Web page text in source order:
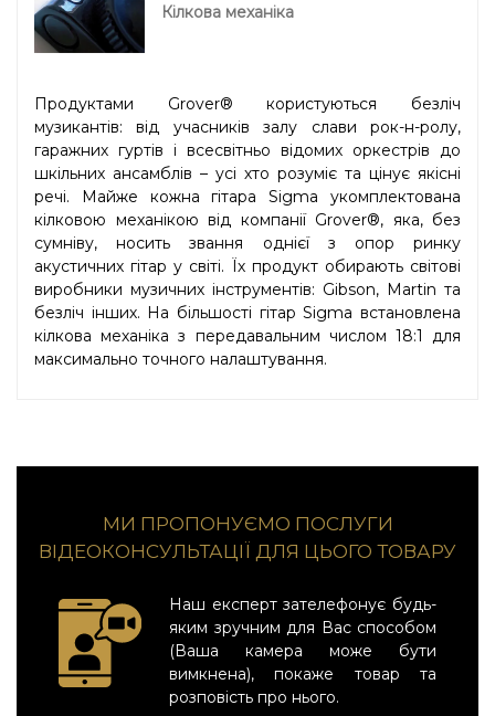
Кілкова механіка
Продуктами Grover® користуються безліч
музикантів: від учасників залу слави рок-н-ролу,
гаражних гуртів і всесвітньо відомих оркестрів до
шкільних ансамблів – усі хто розуміє та цінує якісні
речі. Майже кожна гітара Sigma укомплектована
кілковою механікою від компанії Grover®, яка, без
сумніву, носить звання однієї з опор ринку
акустичних гітар у світі. Їх продукт обирають світові
виробники музичних інструментів: Gibson, Martin та
безліч інших. На більшості гітар Sigma встановлена
кілкова механіка з передавальним числом 18:1 для
максимально точного налаштування.
МИ ПРОПОНУЄМО ПОСЛУГИ
ВІДЕОКОНСУЛЬТАЦІЇ ДЛЯ ЦЬОГО ТОВАРУ
Наш експерт зателефонує будь-
яким зручним для Вас способом
(Ваша камера може бути
вимкнена), покаже товар та
розповість про нього.